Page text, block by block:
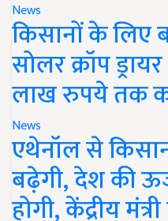
News
किसानों के लिए
सोलर क्रॉप
लाख रुपये तक
News
एथेनॉल से
बढ़ेगी, देश की
होगी, केंद्रीय